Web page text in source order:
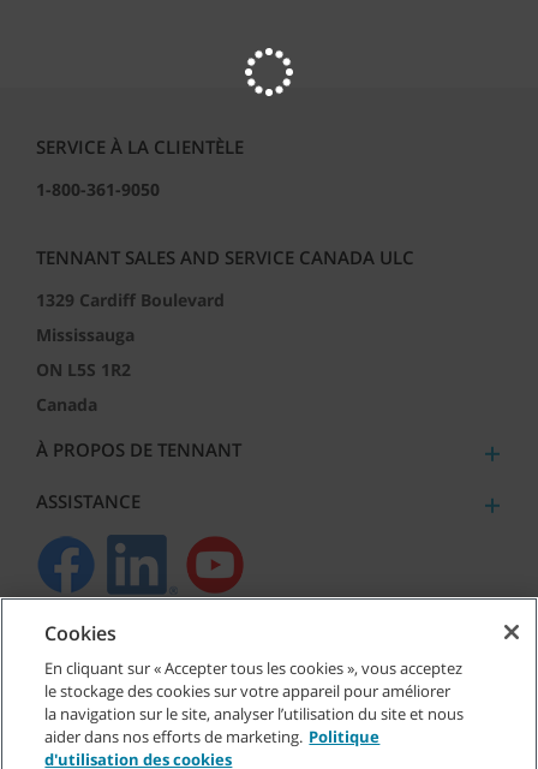
SERVICE À LA CLIENTÈLE
1-800-361-9050
TENNANT SALES AND SERVICE CANADA ULC
1329 Cardiff Boulevard
Mississauga
ON L5S 1R2
Canada
À PROPOS DE TENNANT
ASSISTANCE
©2026Tennant Company. Tous droits réservés.
Plan du site|Politiques générales| Conditions d’utilisation
Cookies
En cliquant sur « Accepter tous les cookies », vous acceptez
le stockage des cookies sur votre appareil pour améliorer
la navigation sur le site, analyser l’utilisation du site et nous
aider dans nos efforts de marketing. Politique
d'utilisation des cookies